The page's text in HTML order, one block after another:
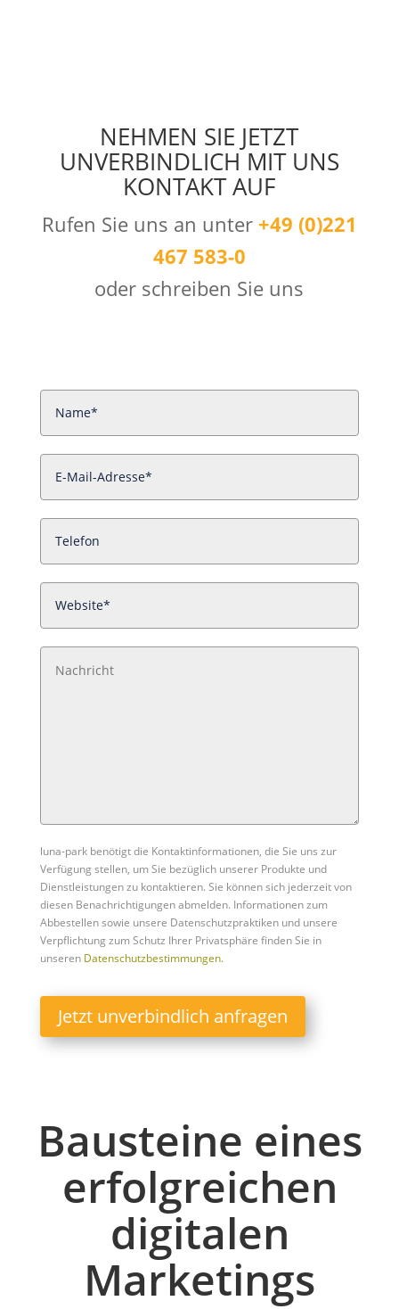
NEHMEN SIE JETZT
UNVERBINDLICH MIT UNS
KONTAKT AUF
Rufen Sie uns an unter +49 (0)221
467 583-0
oder schreiben Sie uns
luna-park benötigt die Kontaktinformationen, die Sie uns zur
Verfügung stellen, um Sie bezüglich unserer Produkte und
Dienstleistungen zu kontaktieren. Sie können sich jederzeit von
diesen Benachrichtigungen abmelden. Informationen zum
Abbestellen sowie unsere Datenschutzpraktiken und unsere
Verpflichtung zum Schutz Ihrer Privatsphäre finden Sie in
unseren Datenschutzbestimmungen.
Jetzt unverbindlich anfragen
Bausteine eines
erfolgreichen
digitalen
Marketings